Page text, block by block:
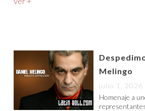
Melingo
julio 1, 2026
Homenaje a